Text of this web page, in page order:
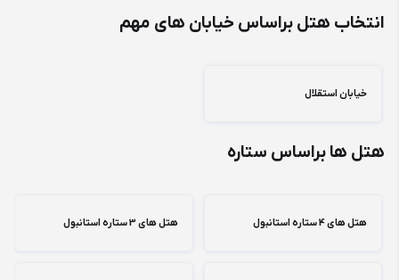
انتخاب هتل براساس خیابان های مهم
خیابان استقلال
هتل ها براساس ستاره
هتل های 4 ستاره استانبول هتل های 3 ستاره استانبول